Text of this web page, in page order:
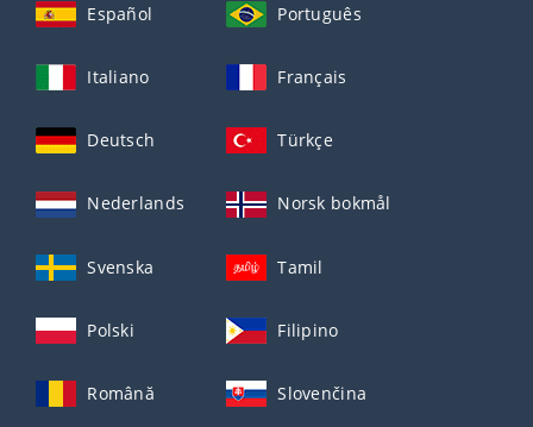
Español Português
Italiano Français
Deutsch Türkçe
Nederlands Norsk bokmål
Svenska Tamil
Polski Filipino
Română Slovenčina